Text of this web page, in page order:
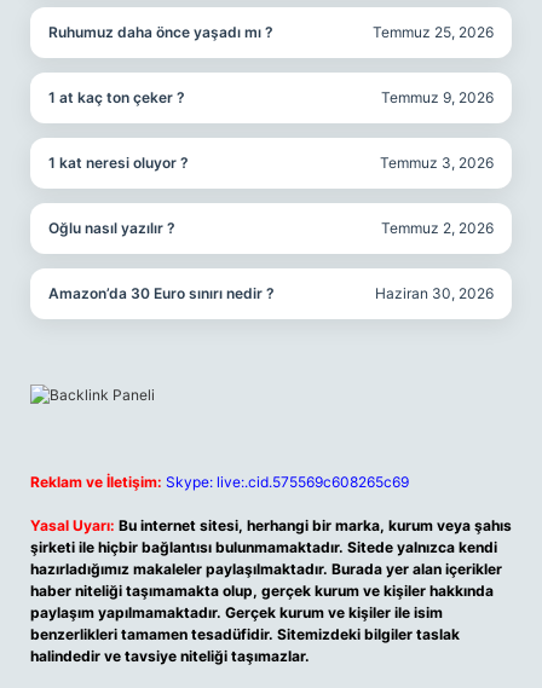
Ruhumuz daha önce yaşadı mı ? Temmuz 25, 2026
1 at kaç ton çeker ? Temmuz 9, 2026
1 kat neresi oluyor ? Temmuz 3, 2026
Oğlu nasıl yazılır ? Temmuz 2, 2026
Amazon’da 30 Euro sınırı nedir ? Haziran 30, 2026
Reklam ve İletişim: Skype: live:.cid.575569c608265c69
Yasal Uyarı: Bu internet sitesi, herhangi bir marka, kurum veya şahıs
şirketi ile hiçbir bağlantısı bulunmamaktadır. Sitede yalnızca kendi
hazırladığımız makaleler paylaşılmaktadır. Burada yer alan içerikler
haber niteliği taşımamakta olup, gerçek kurum ve kişiler hakkında
paylaşım yapılmamaktadır. Gerçek kurum ve kişiler ile isim
benzerlikleri tamamen tesadüfidir. Sitemizdeki bilgiler taslak
halindedir ve tavsiye niteliği taşımazlar.